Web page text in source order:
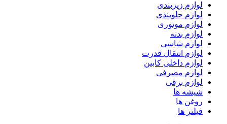
لوازم زیربندی
لوازم جلوبندی
لوازم موتوری
لوازم بدنه
لوازم شاسی
لوازم انتقال قدرت
لوازم داخلی کابین
لوازم مصرفی
لوازم برقی
شیشه ها
روغن ها
فیلتر ها